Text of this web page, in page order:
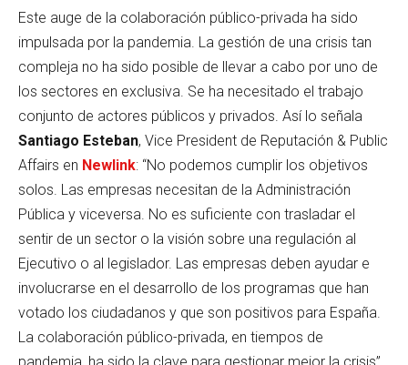
Este auge de la colaboración público-privada ha sido
impulsada por la pandemia. La gestión de una crisis tan
compleja no ha sido posible de llevar a cabo por uno de
los sectores en exclusiva. Se ha necesitado el trabajo
conjunto de actores públicos y privados. Así lo señala
Santiago Esteban, Vice President de Reputación & Public
Affairs en Newlink: “No podemos cumplir los objetivos
solos. Las empresas necesitan de la Administración
Pública y viceversa. No es suficiente con trasladar el
sentir de un sector o la visión sobre una regulación al
Ejecutivo o al legislador. Las empresas deben ayudar e
involucrarse en el desarrollo de los programas que han
votado los ciudadanos y que son positivos para España.
La colaboración público-privada, en tiempos de
pandemia, ha sido la clave para gestionar mejor la crisis”.